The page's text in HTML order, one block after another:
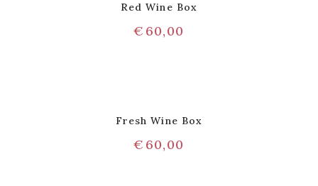
Red Wine Box
€ 60,00
Fresh Wine Box
€ 60,00